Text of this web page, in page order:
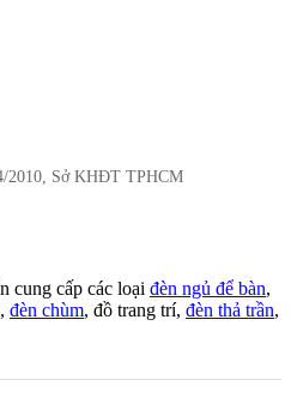
2010, Sở KHĐT TPHCM
cung cấp các loại đèn ngủ để bàn,
đèn chùm, đồ trang trí, đèn thả trần,